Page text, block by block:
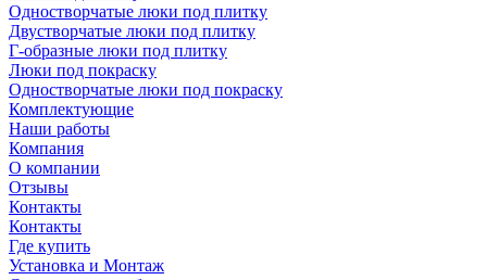
Одностворчатые люки под плитку
Двустворчатые люки под плитку
Г-образные люки под плитку
Люки под покраску
Одностворчатые люки под покраску
Комплектующие
Наши работы
Компания
О компании
Отзывы
Контакты
Контакты
Где купить
Установка и Монтаж